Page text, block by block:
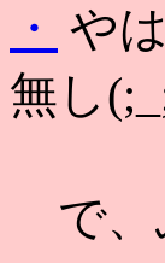
・ や
無し
で、